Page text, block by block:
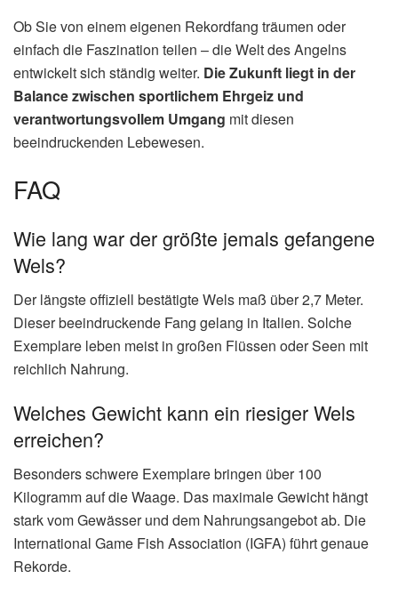
Ob Sie von einem eigenen Rekordfang träumen oder
einfach die Faszination teilen – die Welt des Angelns
entwickelt sich ständig weiter. Die Zukunft liegt in der
Balance zwischen sportlichem Ehrgeiz und
verantwortungsvollem Umgang mit diesen
beeindruckenden Lebewesen.
FAQ
Wie lang war der größte jemals gefangene
Wels?
Der längste offiziell bestätigte Wels maß über 2,7 Meter.
Dieser beeindruckende Fang gelang in Italien. Solche
Exemplare leben meist in großen Flüssen oder Seen mit
reichlich Nahrung.
Welches Gewicht kann ein riesiger Wels
erreichen?
Besonders schwere Exemplare bringen über 100
Kilogramm auf die Waage. Das maximale Gewicht hängt
stark vom Gewässer und dem Nahrungsangebot ab. Die
International Game Fish Association (IGFA) führt genaue
Rekorde.